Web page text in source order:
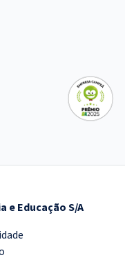
e Educação S/A